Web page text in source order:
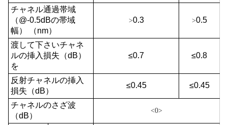
チャネル通過帯域
（@-0.5dBの帯域
幅） （nm）
>0.3 >0.5
渡して下さいチャネ
ルの挿入損失（dB）
を
≤0.7 ≤0.8
反射チャネルの挿入
損失（dB）
≤0.45 ≤0.45
チャネルのさざ波
（dB）
<0>